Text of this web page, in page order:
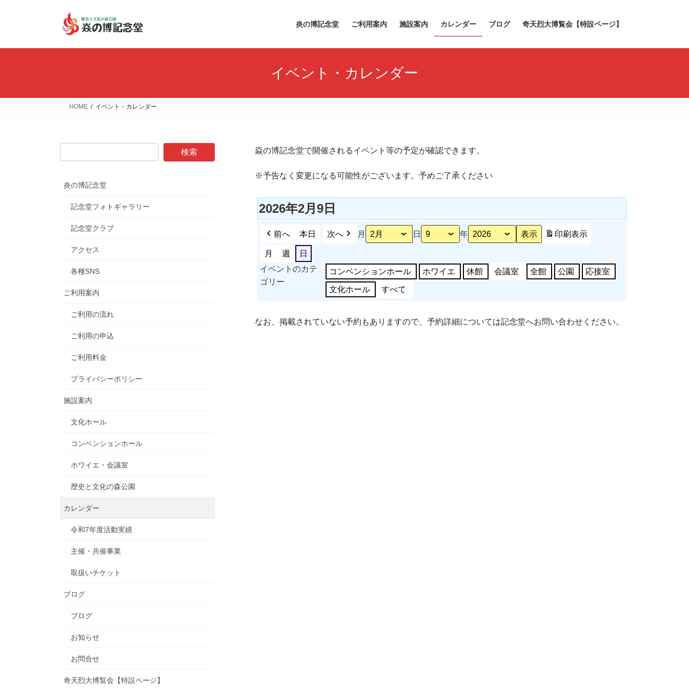
炎の博記念堂 ご利用案内 施設案内 カレンダー ブログ 奇天烈大博覧会【特設ページ】
イベント・カレンダー
HOME イベント・カレンダー
焱の博記念堂で開催されるイベント等の予定が確認できます。
※予告なく変更になる可能性がございます。予めご了承ください
2026年2月9日
前へ 本日 次へ 月 日 年 印刷表示
月 週
日
イベントのカテ
ゴリー
コンベンションホール ホワイエ 休館 会議室 全館 公園 応接室
文化ホール すべて
なお、掲載されていない予約もありますので、予約詳細については記念堂へお問い合わせください。
炎の博記念堂
記念堂フォトギャラリー
記念堂クラブ
アクセス
各種SNS
ご利用案内
ご利用の流れ
ご利用の申込
ご利用料金
プライバシーポリシー
施設案内
文化ホール
コンベンションホール
ホワイエ・会議室
歴史と文化の森公園
カレンダー
令和7年度活動実績
主催・共催事業
取扱いチケット
ブログ
ブログ
お知らせ
お問合せ
奇天烈大博覧会【特設ページ】